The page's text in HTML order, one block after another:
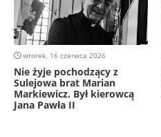
wtorek, 16 czerwca 2026
Nie żyje pochodzący z
Sulejowa brat Marian
Markiewicz. Był kierowcą
Jana Pawła II